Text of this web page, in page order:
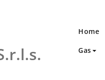
Home
Gas